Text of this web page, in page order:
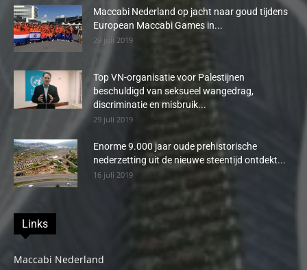
Maccabi Nederland op jacht naar goud tijdens
European Maccabi Games in...
29 juli 2019
Top VN-organisatie voor Palestijnen
beschuldigd van seksueel wangedrag,
discriminatie en misbruik...
29 juli 2019
Enorme 9.000 jaar oude prehistorische
nederzetting uit de nieuwe steentijd ontdekt...
16 juli 2019
Links
Maccabi Nederland